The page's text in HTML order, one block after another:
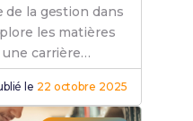
de la gestion dans
les matières
carrière
le 22 octobre 2025